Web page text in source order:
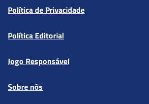
Política de Privacidade
Política Editorial
Jogo Responsável
Sobre nós